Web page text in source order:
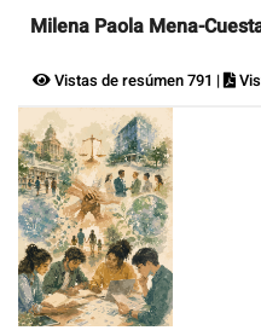
Milena Paola Mena-
Vistas de resúmen 791 |